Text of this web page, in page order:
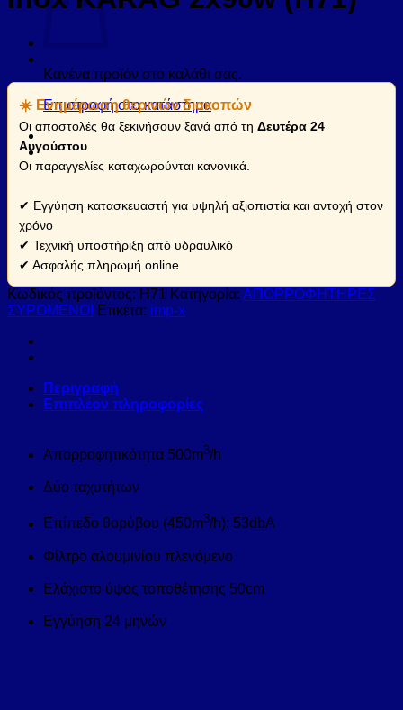
Κανένα προϊόν στο καλάθι σας.
Επιστροφή στο κατάστημα
☀️ Ενημέρωση θερινών διακοπών
Οι αποστολές θα ξεκινήσουν ξανά από τη Δευτέρα 24
Αυγούστου
Οι παραγγελίες καταχωρούνται κανονικά.
✔ Εγγύηση κατασκευαστή για υψηλή αξιοπιστία και αντοχή στον
χρόνο
✔ Τεχνική υποστήριξη από υδραυλικό
✔ Ασφαλής πληρωμή online
Κωδικός προϊόντος: H71 Κατηγορία: ΑΠΟΡΡΟΦΗΤΗΡΕΣ
ΣΥΡΟΜΕΝΟΙ
Ετικέτα: imp-x
Περιγραφή
Επιπλέον πληροφορίες
Απορροφητικότητα 500m3/h
Δύο ταχυτήτων
Επίπεδο θορύβου (450m3/h): 53dbA
Φίλτρο αλουμινίου πλενόμενο
Ελάχιστο ύψος τοποθέτησης 50cm
Εγγύηση 24 μηνών